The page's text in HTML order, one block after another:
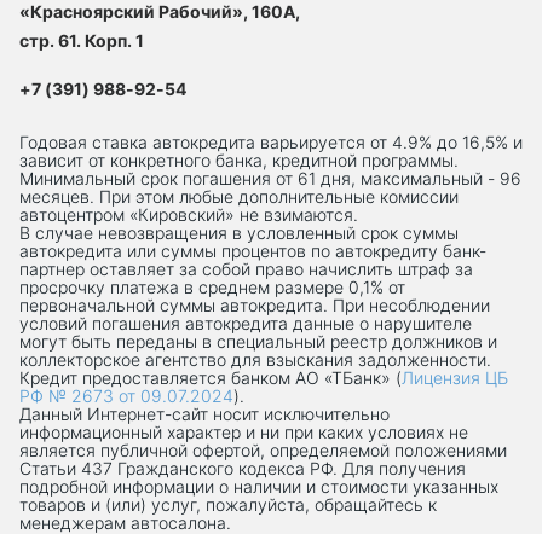
«Красноярский Рабочий», 160А,
стр. 61. Корп. 1
+7 (391) 988-92-54
Годовая ставка автокредита варьируется от 4.9% до 16,5% и
зависит от конкретного банка, кредитной программы.
Минимальный срок погашения от 61 дня, максимальный - 96
месяцев. При этом любые дополнительные комиссии
автоцентром «Кировский» не взимаются.
В случае невозвращения в условленный срок суммы
автокредита или суммы процентов по автокредиту банк-
партнер оставляет за собой право начислить штраф за
просрочку платежа в среднем размере 0,1% от
первоначальной суммы автокредита. При несоблюдении
условий погашения автокредита данные о нарушителе
могут быть переданы в специальный реестр должников и
коллекторское агентство для взыскания задолженности.
Кредит предоставляется банком АО «ТБанк» (Лицензия ЦБ
РФ № 2673 от 09.07.2024).
Данный Интернет-сaйт носит исключительно
информационный характер и ни при каких условиях не
является публичной офертой, определяемой положениями
Статьи 437 Гражданского кодекса РФ. Для получения
подробной информации о наличии и стоимости указанных
товаров и (или) услуг, пожалуйста, обращайтесь к
менеджерам автосалона.